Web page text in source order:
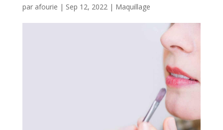
par afourie | Sep 12, 2022| Maquillage